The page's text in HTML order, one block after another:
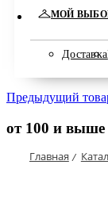
МОЙ
Доставка
Предыдущий
от 100 и выше
Главная /